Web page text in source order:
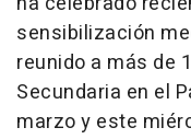
sensibilización
reunido a más de
Secundaria en el
marzo y este